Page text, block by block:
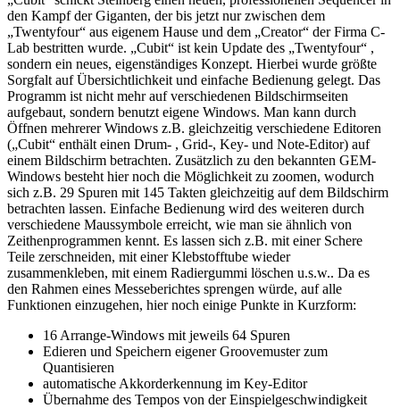
den Kampf der Giganten, der bis jetzt nur zwischen dem
„Twentyfour“ aus eigenem Hause und dem „Creator“ der Firma C-
Lab bestritten wurde. „Cubit“ ist kein Update des „Twentyfour“ ,
sondern ein neues, eigenständiges Konzept. Hierbei wurde größte
Sorgfalt auf Übersichtlichkeit und einfache Bedienung gelegt. Das
Programm ist nicht mehr auf verschiedenen Bildschirmseiten
aufgebaut, sondern benutzt eigene Windows. Man kann durch
Öffnen mehrerer Windows z.B. gleichzeitig verschiedene Editoren
(„Cubit“ enthält einen Drum- , Grid-, Key- und Note-Editor) auf
einem Bildschirm betrachten. Zusätzlich zu den bekannten GEM-
Windows besteht hier noch die Möglichkeit zu zoomen, wodurch
sich z.B. 29 Spuren mit 145 Takten gleichzeitig auf dem Bildschirm
betrachten lassen. Einfache Bedienung wird des weiteren durch
verschiedene Maussymbole erreicht, wie man sie ähnlich von
Zeithenprogrammen kennt. Es lassen sich z.B. mit einer Schere
Teile zerschneiden, mit einer Klebstofftube wieder
zusammenkleben, mit einem Radiergummi löschen u.s.w.. Da es
den Rahmen eines Messeberichtes sprengen würde, auf alle
Funktionen einzugehen, hier noch einige Punkte in Kurzform:
16 Arrange-Windows mit jeweils 64 Spuren
Edieren und Speichern eigener Groovemuster zum
Quantisieren
automatische Akkorderkennung im Key-Editor
Übernahme des Tempos von der Einspielgeschwindigkeit